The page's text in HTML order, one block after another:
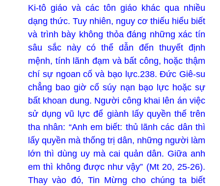
Ki-tô giáo và các tôn giáo khác qua nhiều
dạng thức. Tuy nhiên, nguy cơ thiếu hiểu biết
và trình bày không thỏa đáng những xác tín
sâu sắc này có thể dẫn đến thuyết định
mệnh, tính lãnh đạm và bất công, hoặc thậm
chí sự ngoan cố và bạo lực.238. Đức Giê-su
chẳng bao giờ cổ súy nạn bạo lực hoặc sự
bất khoan dung. Người công khai lên án việc
sử dụng vũ lực để giành lấy quyền thế trên
tha nhân: “Anh em biết: thủ lãnh các dân thì
lấy quyền mà thống trị dân, những người làm
lớn thì dùng uy mà cai quản dân. Giữa anh
em thì không được như vậy” (Mt 20, 25-26).
Thay vào đó, Tin Mừng cho chúng ta biết